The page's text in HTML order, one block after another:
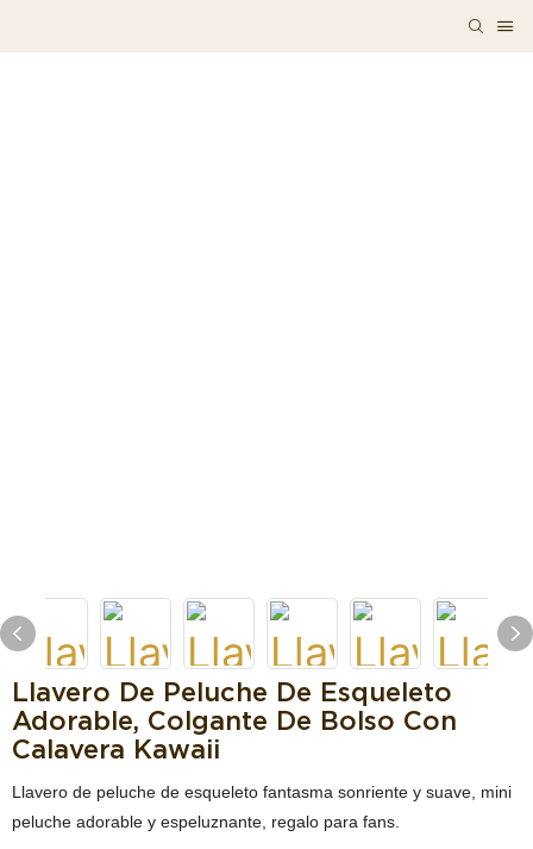
Llavero De Peluche De Esqueleto
Adorable, Colgante De Bolso Con
Calavera Kawaii
Llavero de peluche de esqueleto fantasma sonriente y suave, mini
peluche adorable y espeluznante, regalo para fans.